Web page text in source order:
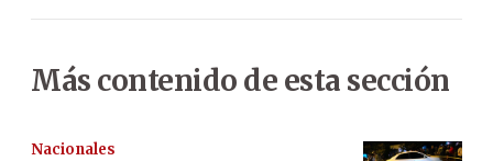
Más contenido de esta sección
Nacionales